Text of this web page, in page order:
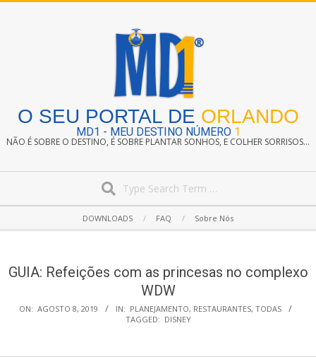
O SEU PORTAL DE ORLANDO
MD1 - MEU DESTINO NÚMERO 1
NÃO É SOBRE O DESTINO, É SOBRE PLANTAR SONHOS, E COLHER SORRISOS...
Navigation
DOWNLOADS FAQ Sobre Nós
GUIA: Refeições com as princesas no complexo
WDW
ON: AGOSTO 8, 2019 IN: PLANEJAMENTO, RESTAURANTES, TODAS
TAGGED: DISNEY